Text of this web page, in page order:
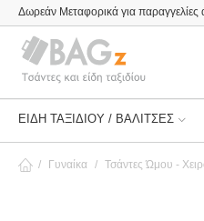
Δωρεάν Μεταφορικά για
ΕΙΔΗ ΤΑΞΙΔΙΟΥ / ΒΑΛΙΤΣΕΣ
/ Γυναίκα / Τσάντες Ώμου -